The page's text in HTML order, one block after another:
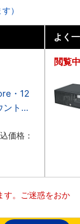
）
・12
ト
価格：
よく
閲覧
す。ご迷惑をおか